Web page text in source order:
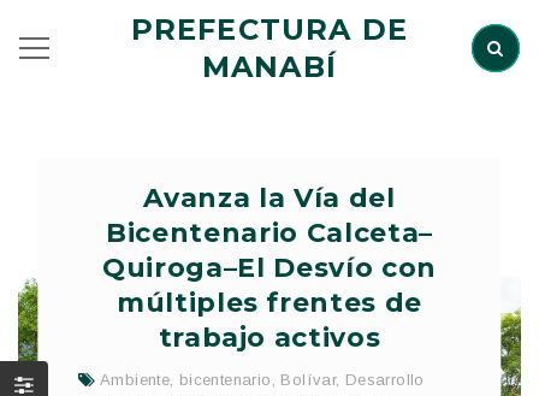
PREFECTURA DE
MANABÍ
Avanza la Vía del
Bicentenario Calceta–
Quiroga–El Desvío con
múltiples frentes de
trabajo activos
Ambiente, bicentenario , Bolívar, Desarrollo